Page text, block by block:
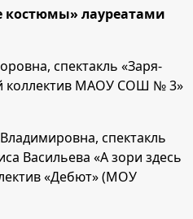
лауреатами
спектакль «Заря-
коллектив МАОУ СОШ № 3»
спектакль
Васильева «А зори здесь
«Дебют» (МОУ